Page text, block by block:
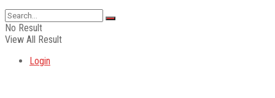
No Result
View All Result
Login